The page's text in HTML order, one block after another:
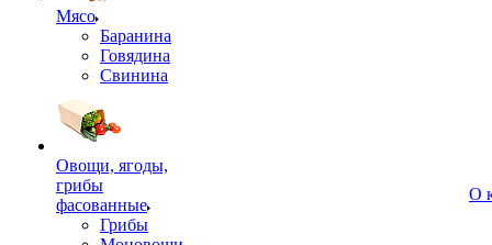
Мясо
Баранина
Говядина
Свинина
Овощи, ягоды,
грибы
фасованные
Грибы
О